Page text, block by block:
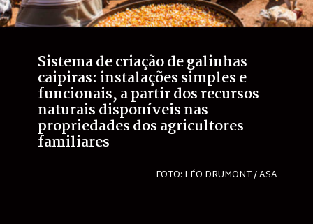
Sistema de criação de galinhas
caipiras: instalações simples e
funcionais, a partir dos recursos
naturais disponíveis nas
propriedades dos agricultores
familiares
FOTO: LÉO DRUMONT / ASA